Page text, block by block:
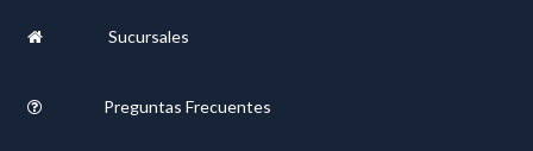
Sucursales
Preguntas Frecuentes